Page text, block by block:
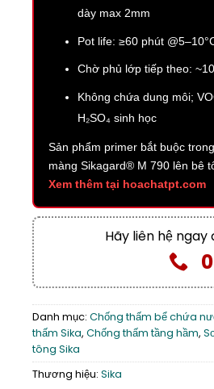
dày max 2mm
Pot life: ≥60 phút
Chờ phủ lớp tiếp theo:
Không chứa dung môi;
H₂SO₄ sinh học
Sản phẩm primer bắt buộc
màng Sikagard® M 790 lên bê
Xem thêm tại hoachatpt.com
Hãy liên hệ
Danh mục: Chống thấm bể chứa
thấm Sika, Chống thấm tầng hầm,
tông Sika
Thương hiệu: Sika